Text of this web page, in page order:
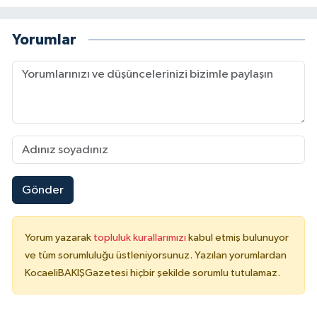
Yorumlar
Gönder
Yorum yazarak topluluk kurallarımızı kabul etmiş bulunuyor
ve tüm sorumluluğu üstleniyorsunuz. Yazılan yorumlardan
KocaeliBAKIŞGazetesi hiçbir şekilde sorumlu tutulamaz.